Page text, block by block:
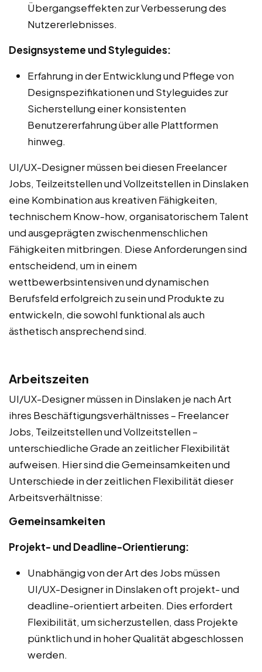
Übergangseffekten zur Verbesserung des
Nutzererlebnisses.
Designsysteme und Styleguides:
Erfahrung in der Entwicklung und Pflege von
Designspezifikationen und Styleguides zur
Sicherstellung einer konsistenten
Benutzererfahrung über alle Plattformen
hinweg.
UI/UX-Designer müssen bei diesen Freelancer
Jobs, Teilzeitstellen und Vollzeitstellen in Dinslaken
eine Kombination aus kreativen Fähigkeiten,
technischem Know-how, organisatorischem Talent
und ausgeprägten zwischenmenschlichen
Fähigkeiten mitbringen. Diese Anforderungen sind
entscheidend, um in einem
wettbewerbsintensiven und dynamischen
Berufsfeld erfolgreich zu sein und Produkte zu
entwickeln, die sowohl funktional als auch
ästhetisch ansprechend sind.
Arbeitszeiten
UI/UX-Designer müssen in Dinslaken je nach Art
ihres Beschäftigungsverhältnisses – Freelancer
Jobs, Teilzeitstellen und Vollzeitstellen –
unterschiedliche Grade an zeitlicher Flexibilität
aufweisen. Hier sind die Gemeinsamkeiten und
Unterschiede in der zeitlichen Flexibilität dieser
Arbeitsverhältnisse:
Gemeinsamkeiten
Projekt- und Deadline-Orientierung:
Unabhängig von der Art des Jobs müssen
UI/UX-Designer in Dinslaken oft projekt- und
deadline-orientiert arbeiten. Dies erfordert
Flexibilität, um sicherzustellen, dass Projekte
pünktlich und in hoher Qualität abgeschlossen
werden.